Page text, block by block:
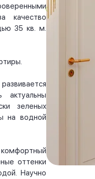
качество
35 кв. м.
зеленых
на водной
оттенки
Научно